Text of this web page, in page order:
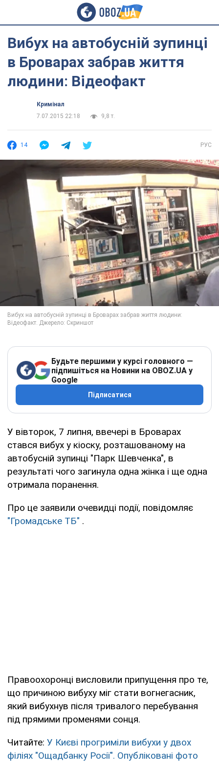
Вибух на автобусній зупинці
в Броварах забрав життя
людини: Відеофакт
Кримінал
7.07.2015 22:18
9,8 т.
14 РУС
Будьте першими у курсі головного —
підпишіться на Новини на OBOZ.UA у
Google
Підписатися
У вівторок, 7 липня, ввечері в Броварах
стався вибух у кіоску, розташованому на
автобусній зупинці "Парк Шевченка", в
результаті чого загинула одна жінка і ще одна
отримала поранення.
Про це заявили очевидці події, повідомляє
"Громадське ТБ" .
Правоохоронці висловили припущення про те,
що причиною вибуху міг стати вогнегасник,
який вибухнув після тривалого перебування
під прямими променями сонця.
Читайте: У Києві прогриміли вибухи у двох
філіях "Ощадбанку Росії". Опубліковані фото